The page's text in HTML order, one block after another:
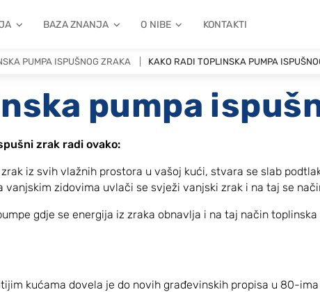
BAZA ZNANJA O NIBE KONTAKTI
PUMPA ISPUŠNOG ZRAKA KAKO RADI TOPLINSKA PUMPA
pumpa
zrak radi ovako:
iz svih vlažnih prostora u vašoj kući, stvara se slab
zidovima uvlači se svježi vanjski zrak i na taj se
gdje se energija iz zraka obnavlja i na taj način
kućama dovela je do novih građevinskih propisa u 80-